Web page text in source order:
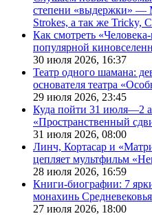
степени «выдержки» —
Strokes, а так же Tricky,
Как смотреть
популярной
30 июля 2026, 16:37
Театр одного шамана:
основателя театра
29 июля 2026, 23:45
Куда пойти 31 июля—2
«Пространственный
31 июля 2026, 08:00
Линч, Кортасар и
цепляет мультфильм
28 июля 2026, 16:59
Книги-биографии: 7
монахинь
27 июля 2026, 18:00